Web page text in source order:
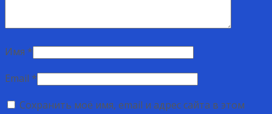
Имя *
Email *
Сохранить моё имя, email и адрес сайта в этом